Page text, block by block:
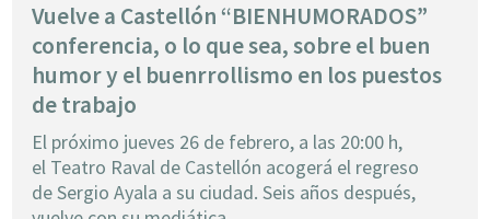
Vuelve a Castellón “BIENHUMORADOS”
conferencia, o lo que sea, sobre el buen
humor y el buenrrollismo en los puestos
de trabajo
El próximo jueves 26 de febrero, a las 20:00 h,
el Teatro Raval de Castellón acogerá el regreso
de Sergio Ayala a su ciudad. Seis años después,